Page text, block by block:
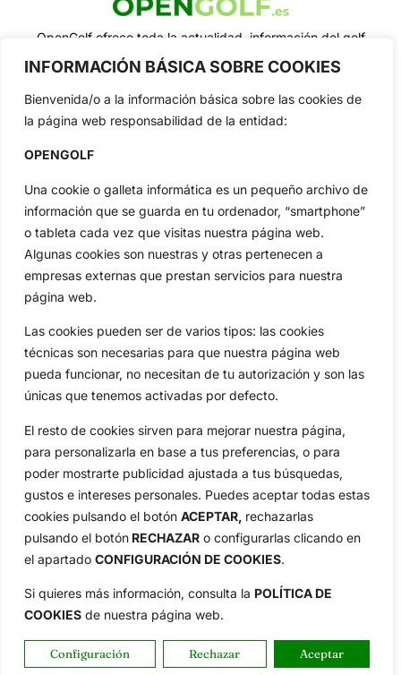
INFORMACIÓN BÁSICA SOBRE COOKIES
Bienvenida/o a la información básica sobre las cookies de
la página web responsabilidad de la entidad:
OPENGOLF
Una cookie o galleta informática es un pequeño archivo de
información que se guarda en tu ordenador, “smartphone”
o tableta cada vez que visitas nuestra página web.
Algunas cookies son nuestras y otras pertenecen a
empresas externas que prestan servicios para nuestra
página web.
Las cookies pueden ser de varios tipos: las cookies
técnicas son necesarias para que nuestra página web
pueda funcionar, no necesitan de tu autorización y son las
únicas que tenemos activadas por defecto.
El resto de cookies sirven para mejorar nuestra página,
para personalizarla en base a tus preferencias, o para
poder mostrarte publicidad ajustada a tus búsquedas,
gustos e intereses personales. Puedes aceptar todas estas
cookies pulsando el botón ACEPTAR, rechazarlas
pulsando el botón RECHAZAR o configurarlas clicando en
el apartado CONFIGURACIÓN DE COOKIES.
Si quieres más información, consulta la POLÍTICA DE
COOKIES de nuestra página web.
Configuración Rechazar Aceptar
OpenGolf ofrece toda la actualidad, información del golf
profesional y amateur, resultados en directo, vídeos, noticias,
Jon Rahm, LIV Golf, PGA Tour, Ryder Cup, DP World Tour, LPGA
Categorias
Actualidad
Amateurs
Circuitos
Especiales
Reglas
Vídeos
De Interés
Compañía
Aviso Legal
Política de Cookies
Publicidad
Newsletters
Copyright © 2025 OpenGolf | Diseño porTecnoQuatre